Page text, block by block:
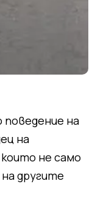
поведение на
на
не само
другите